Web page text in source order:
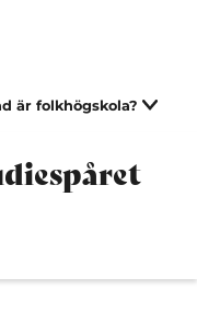
är folkhögskola?